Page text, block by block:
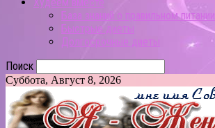
База знаний о правильном питании
Быстрые диеты
Долгосрочные диеты
Поиск
Суббота, Август 8, 2026